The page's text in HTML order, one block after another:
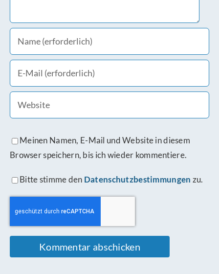
Meinen Namen, E-Mail und Website in diesem
Browser speichern, bis ich wieder kommentiere.
Bitte stimme den Datenschutzbestimmungen zu.